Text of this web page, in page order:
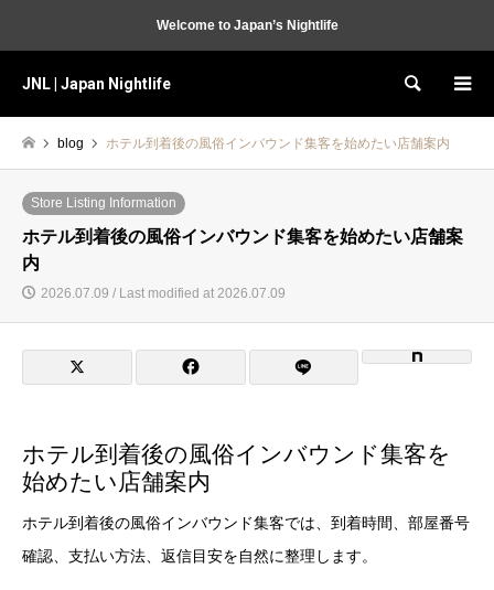
Welcome to Japan’s Nightlife
JNL | Japan Nightlife Search
blog ホテル到着後の風俗インバウンド集客を始めたい店舗案内
Store Listing Information
ホテル到着後の風俗インバウンド集客を始めたい店舗案
内
2026.07.09 / Last modified at 2026.07.09
ホテル到着後の風俗インバウンド集客を
始めたい店舗案内
ホテル到着後の風俗インバウンド集客では、到着時間、部屋番号
確認、支払い方法、返信目安を自然に整理します。